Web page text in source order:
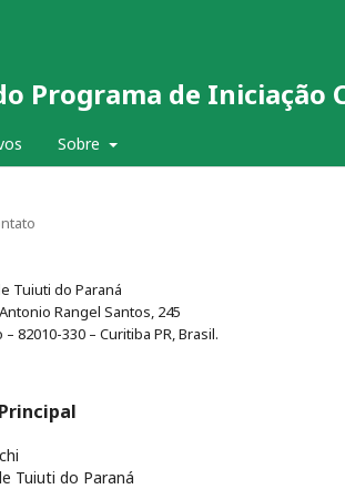
Programa de
Sobre
Tuiuti do Paraná
Rangel Santos, 245
82010-330 – Curitiba PR, Brasil.
Tuiuti do Paraná